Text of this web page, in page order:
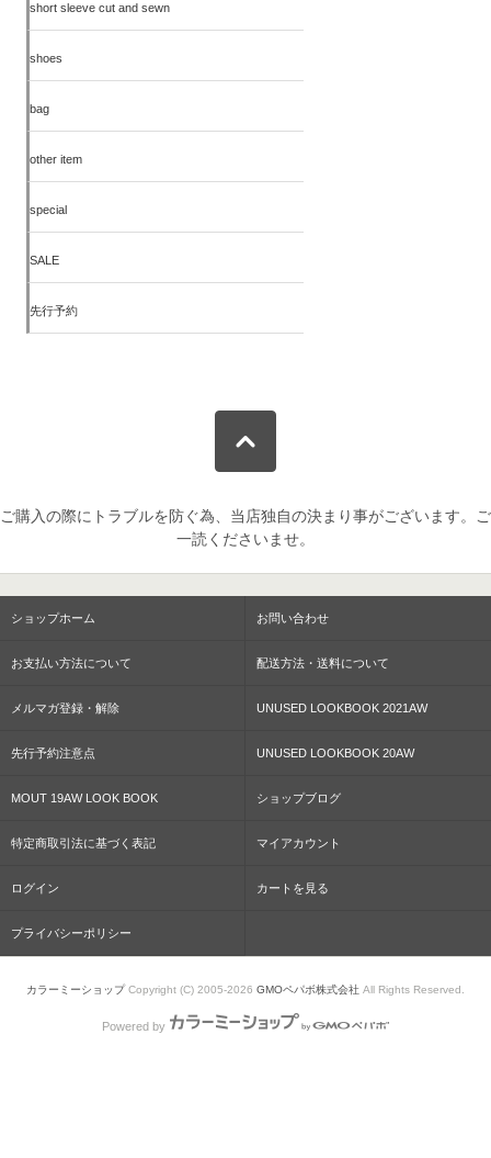
short sleeve cut and sewn
shoes
bag
other item
special
SALE
先行予約
ご購入の際にトラブルを防ぐ為、当店独自の決まり事がございます。ご
一読くださいませ。
ショップホーム お問い合わせ
お支払い方法について 配送方法・送料について
メルマガ登録・解除 UNUSED LOOKBOOK 2021AW
先行予約注意点 UNUSED LOOKBOOK 20AW
MOUT 19AW LOOK BOOK ショップブログ
特定商取引法に基づく表記 マイアカウント
ログイン カートを見る
プライバシーポリシー
カラーミーショップCopyright (C) 2005-2026 GMOペパボ株式会社 All Rights Reserved.
Powered by